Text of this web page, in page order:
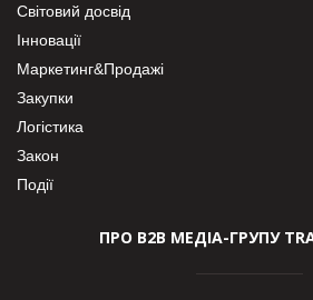
Світовий досвід
Інновації
Маркетинг&Продажі
Закупки
Логістика
Закон
Події
ПРО В2В МЕДІА-ГРУПУ